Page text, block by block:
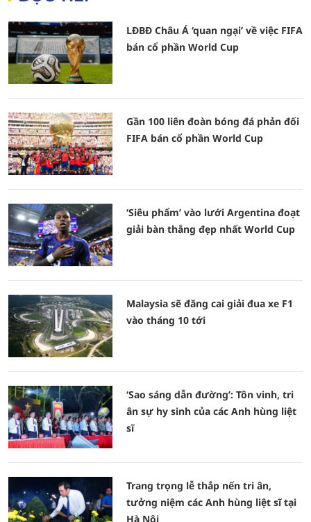
LĐBĐ Châu Á ‘quan ngại’ về việc FIFA
bán cổ phần World Cup
Gần 100 liên đoàn bóng đá phản đối
FIFA bán cổ phần World Cup
‘Siêu phẩm’ vào lưới Argentina đoạt
giải bàn thắng đẹp nhất World Cup
Malaysia sẽ đăng cai giải đua xe F1
vào tháng 10 tới
‘Sao sáng dẫn đường’: Tôn vinh, tri
ân sự hy sinh của các Anh hùng liệt
sĩ
Trang trọng lễ thắp nến tri ân,
tưởng niệm các Anh hùng liệt sĩ tại
Hà Nội